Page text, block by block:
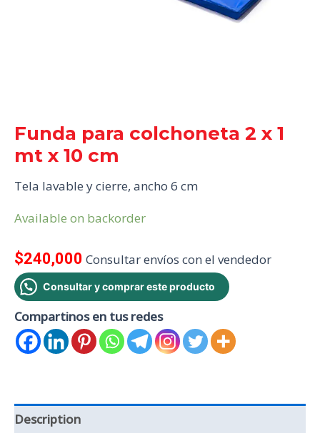
Funda para colchoneta 2 x 1
mt x 10 cm
Tela lavable y cierre, ancho 6 cm
Available on backorder
$240,000 Consultar envíos con el vendedor
Consultar y comprar este producto
Compartinos en tus redes
Description